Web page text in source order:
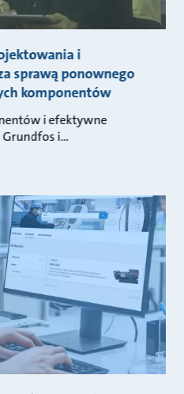
i
sprawą ponownego
komponentów
i efektywne
Grundfos i